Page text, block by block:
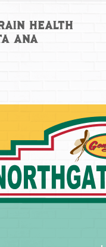
Health
Ana